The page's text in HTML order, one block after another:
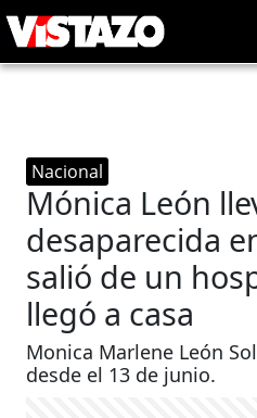
Nacional
Mónica León
desaparecida
salió de un
llegó a casa
Monica Marlene León
desde el 13 de junio.